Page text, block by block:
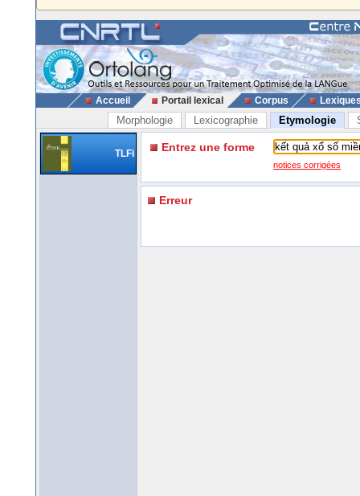
Accueil Portail lexical Corpus
Morphologie Lexicographie Etymologie
TLFi Entrez une forme
notices corrigées
Erreur